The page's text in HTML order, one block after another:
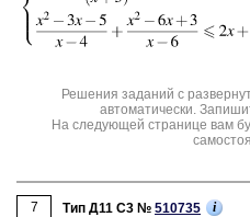
Решения заданий с
автоматически.
На следующей странице вам
7 Тип Д11 C3 № 510735 i